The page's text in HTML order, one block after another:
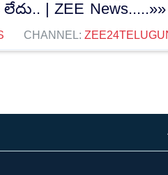
| ZEE News.....»»
CHANNEL: